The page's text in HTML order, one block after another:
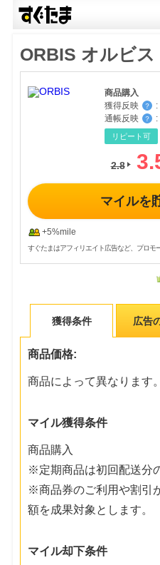
ORBIS オルビス
商品購入
獲得反映
？ :
通帳反映
？ :
リピート可
2.8
マイルを
+5%mile
すぐたまはアフィリエイト広告など、プロモ
獲得条件 広告
商品価格:
商品によって異なります。
マイル獲得条件
商品購入
※定期商品は初回配送分
※商品券のご利用や割引
額を成果対象とします。
マイル却下条件